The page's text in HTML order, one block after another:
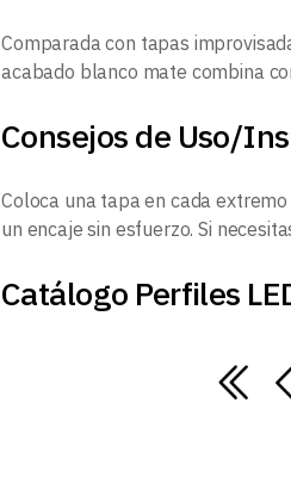
Comparada con tapas
acabado blanco mate combina
Consejos de Uso/
Coloca una tapa en cada
un encaje sin esfuerzo. Si
Catálogo Perfiles